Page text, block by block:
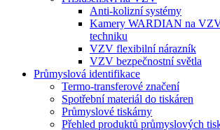
Anti-kolizní systémy
Kamery WARDIAN na
techniku
VZV flexibilní nárazník
VZV bezpečnostní světla
Průmyslová identifikace
Termo-transferové značení
Spotřební materiál do tiskáren
Průmyslové tiskárny
Přehled produktů průmyslových